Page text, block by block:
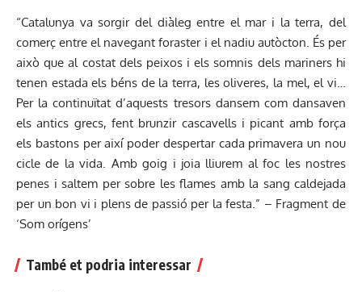
“Catalunya va sorgir del diàleg entre el mar i la terra, del
comerç entre el navegant foraster i el nadiu autòcton. És per
això que al costat dels peixos i els somnis dels mariners hi
tenen estada els béns de la terra, les oliveres, la mel, el vi…
Per la continuïtat d’aquests tresors dansem com dansaven
els antics grecs, fent brunzir cascavells i picant amb força
els bastons per així poder despertar cada primavera un nou
cicle de la vida. Amb goig i joia lliurem al foc les nostres
penes i saltem per sobre les flames amb la sang caldejada
per un bon vi i plens de passió per la festa.” – Fragment de
‘Som orígens’
També et podria interessar